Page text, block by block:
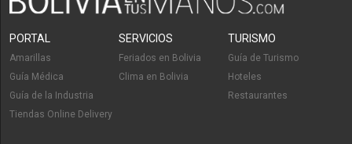
PORTAL
Amarillas
Guía Médica
Guía de la Industria
Tiendas Online Delivery
SERVICIOS
Feriados en Bolivia
Clima en Bolivia
TURISMO
Guía de Turismo
Hoteles
Restaurantes